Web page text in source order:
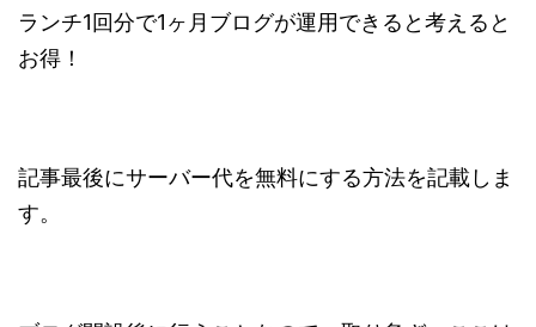
ランチ1回分で1ヶ月ブログが運用できると考えると
お得！
記事最後にサーバー代を無料にする方法を記載しま
す。